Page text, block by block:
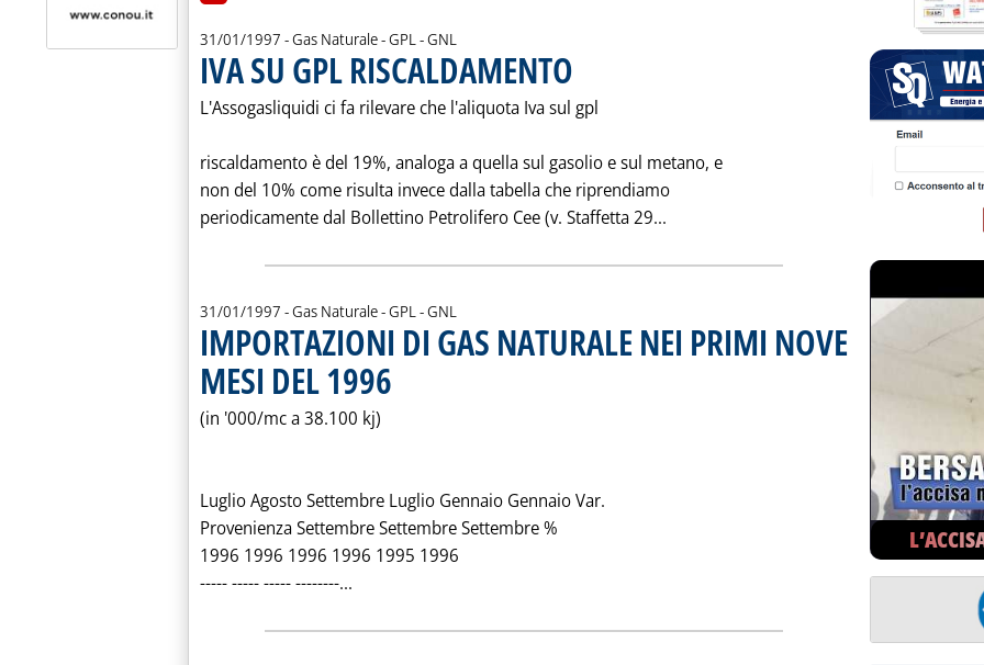
31/01/1997 - Gas Naturale - GPL - GNL
IVA SU GPL RISCALDAMENTO
L'Assogasliquidi ci fa rilevare che l'aliquota Iva sul gpl
riscaldamento è del 19%, analoga a quella sul gasolio e sul metano, e
non del 10% come risulta invece dalla tabella che riprendiamo
periodicamente dal Bollettino Petrolifero Cee (v. Staffetta 29... Leggi tutta la notizia: 'IVA SU GPL
31/01/1997 - Gas Naturale - GPL - GNL
IMPORTAZIONI DI GAS NATURALE NEI PRIMI NOVE
MESI DEL 1996
(in '000/mc a 38.100 kj)
Luglio Agosto Settembre Luglio Gennaio Gennaio Var.
Provenienza Settembre Settembre Settembre %
1996 1996 1996 1996 1995 1996
----- ----- ----- --------... Leggi tutta la notizia: 'IMPORTAZIONI DI GAS NATURALE NEI PRIMI NOVE MESI